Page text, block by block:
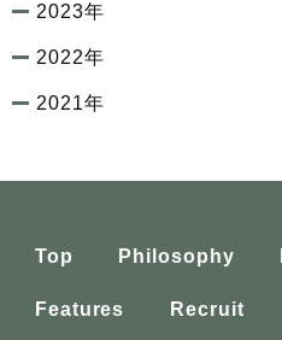
2023年
2022年
2021年
Top Philosophy
Features Recruit